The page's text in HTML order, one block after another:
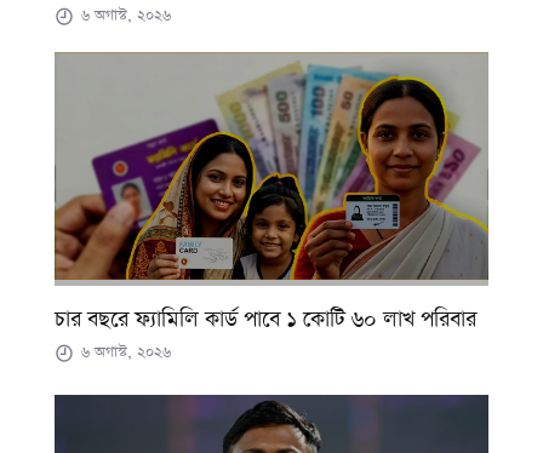
৬ অগাস্ট, ২০২৬
চার বছরে ফ্যামিলি কার্ড পাবে ১ কোটি ৬০ লাখ পরিবার
৬ অগাস্ট, ২০২৬